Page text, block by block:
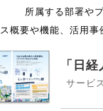
所属する部署や
概要や機能、活用
「日
サービ